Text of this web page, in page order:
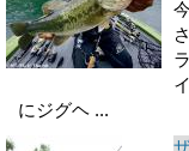
にジグヘ ...